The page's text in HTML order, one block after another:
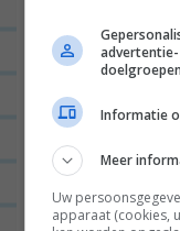
Naam
E-mail Informatie
Meer
Uw
apparaat (cookies,